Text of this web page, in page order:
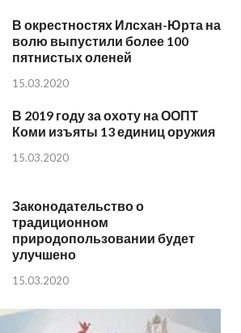
В окрестностях Илсхан-Юрта на
волю выпустили более 100
пятнистых оленей
15.03.2020
В 2019 году за охоту на ООПТ
Коми изъяты 13 единиц оружия
15.03.2020
Законодательство о
традиционном
природопользовании будет
улучшено
15.03.2020